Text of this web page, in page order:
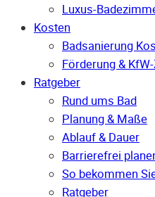
Luxus-
Kosten
Badsanierung
Förderung &
Ratgeber
Rund ums Bad
Planung & Maße
Ablauf & Dauer
Barrierefrei
So bekommen
Ratgeber